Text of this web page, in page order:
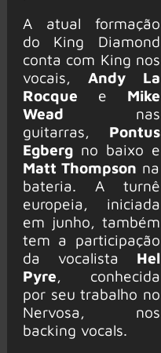
A atual formação
do King Diamond
conta com King nos
vocais, Andy La
Rocque e Mike
Wead nas
guitarras, Pontus
Egbergno baixo e
Matt Thompson na
bateria. A turnê
europeia, iniciada
em junho, também
tem a participação
da vocalista Hel
Pyre, conhecida
por seu trabalho no
Nervosa, nos
backing vocals.